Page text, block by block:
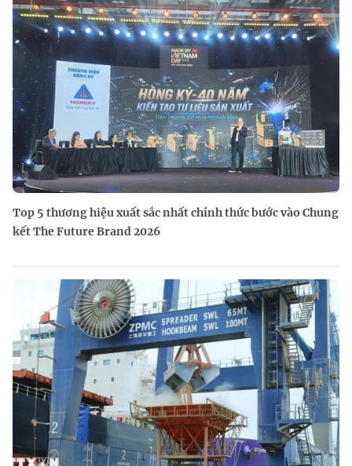
Top 5 thương hiệu xuất sắc nhất chính thức bước vào Chung
kết The Future Brand 2026